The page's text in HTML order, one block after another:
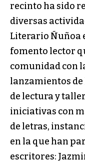
recinto ha sido
diversas
Literario Ñuñoa
fomento lector
comunidad con
lanzamientos
de lectura y
iniciativas con
de letras,
en la que han
escritores: